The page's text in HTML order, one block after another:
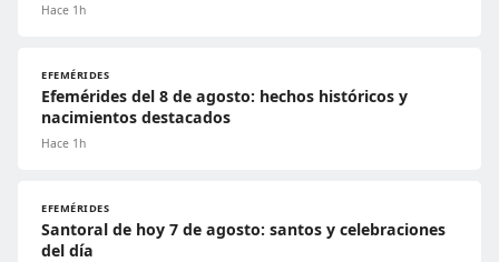
Hace 1h
EFEMÉRIDES
Efemérides del 8 de agosto: hechos históricos y
nacimientos destacados
Hace 1h
EFEMÉRIDES
Santoral de hoy 7 de agosto: santos y celebraciones
del día